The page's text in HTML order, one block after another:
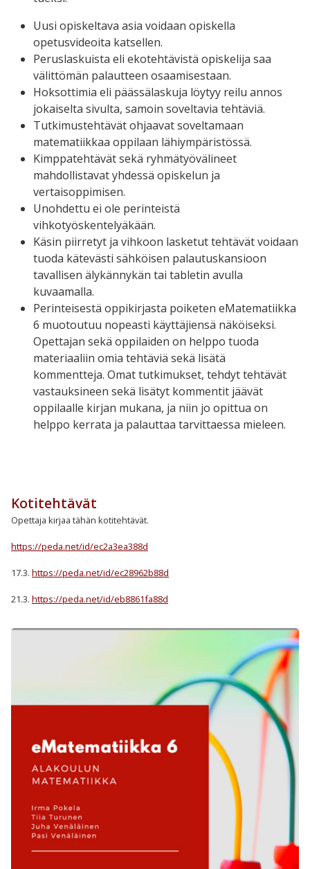
Uusi opiskeltava asia voidaan opiskella
opetusvideoita katsellen.
Peruslaskuista eli ekotehtävistä opiskelija saa
välittömän palautteen osaamisestaan.
Hoksottimia eli päässälaskuja löytyy reilu annos
jokaiselta sivulta, samoin soveltavia tehtäviä.
Tutkimustehtävät ohjaavat soveltamaan
matematiikkaa oppilaan lähiympäristössä.
Kimppatehtävät sekä ryhmätyövälineet
mahdollistavat yhdessä opiskelun ja
vertaisoppimisen.
Unohdettu ei ole perinteistä
vihkotyöskentelyäkään.
Käsin piirretyt ja vihkoon lasketut tehtävät voidaan
tuoda kätevästi sähköisen palautuskansioon
tavallisen älykännykän tai tabletin avulla
kuvaamalla.
Perinteisestä oppikirjasta poiketen eMatematiikka
6 muotoutuu nopeasti käyttäjiensä näköiseksi.
Opettajan sekä oppilaiden on helppo tuoda
materiaaliin omia tehtäviä sekä lisätä
kommentteja. Omat tutkimukset, tehdyt tehtävät
vastauksineen sekä lisätyt kommentit jäävät
oppilaalle kirjan mukana, ja niin jo opittua on
helppo kerrata ja palauttaa tarvittaessa mieleen.
Kotitehtävät
Opettaja kirjaa tähän kotitehtävät.
https://peda.net/id/ec2a3ea388d
17.3. https://peda.net/id/ec28962b88d
21.3. https://peda.net/id/eb8861fa88d